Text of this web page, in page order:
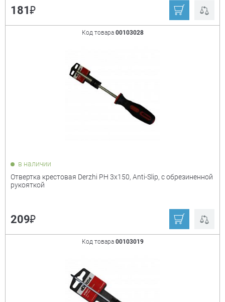
181₽
Код товара 00103028
в наличии
Отвертка крестовая Derzhi PH 3х150, Anti-Slip, с обрезиненной
рукояткой
209₽
Код товара 00103019